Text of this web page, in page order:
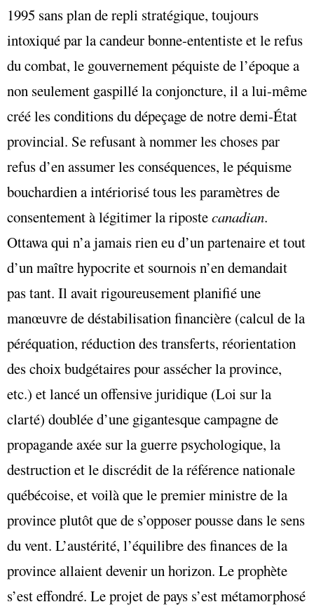
1995 sans plan de repli stratégique, toujours
intoxiqué par la candeur bonne-ententiste et le refus
du combat, le gouvernement péquiste de l’époque a
non seulement gaspillé la conjoncture, il a lui-même
créé les conditions du dépeçage de notre demi-État
provincial. Se refusant à nommer les choses par
refus d’en assumer les conséquences, le péquisme
bouchardien a intériorisé tous les paramètres de
consentement à légitimer la ripostecanadian.
Ottawa qui n’a jamais rien eu d’un partenaire et tout
d’un maître hypocrite et sournois n’en demandait
pas tant. Il avait rigoureusement planifié une
manœuvre de déstabilisation financière (calcul de la
péréquation, réduction des transferts, réorientation
des choix budgétaires pour assécher la province,
etc.) et lancé un offensive juridique (Loi sur la
clarté) doublée d’une gigantesque campagne de
propagande axée sur la guerre psychologique, la
destruction et le discrédit de la référence nationale
québécoise, et voilà que le premier ministre de la
province plutôt que de s’opposer pousse dans le sens
du vent. L’austérité, l’équilibre des finances de la
province allaient devenir un horizon. Le prophète
s’est effondré. Le projet de pays s’est métamorphosé